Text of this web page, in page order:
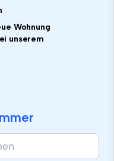
Wohnung
unserem